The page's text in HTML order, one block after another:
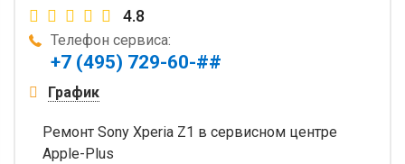
4.8
Телефон сервиса:
+7 (495) 729-60-##
График
Ремонт Sony Xperia Z1 в сервисном центре
Apple-Plus